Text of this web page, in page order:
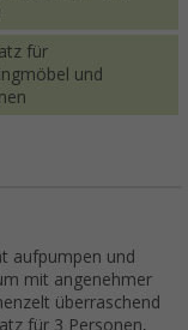
für
und
aufpumpen und
mit angenehmer
überraschend
für 3 Personen,